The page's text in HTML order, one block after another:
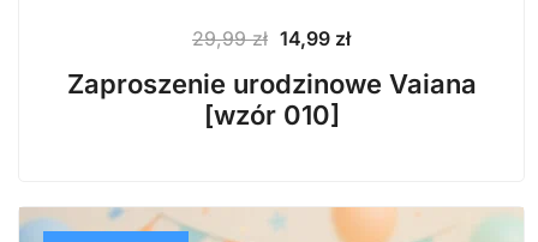
29,99zł Pierwotna
cena
wynosiła:
29,99 zł.
14,99 złAktualna
cena
wynosi:
Zaproszenie urodzinowe Vaiana
[wzór 010]